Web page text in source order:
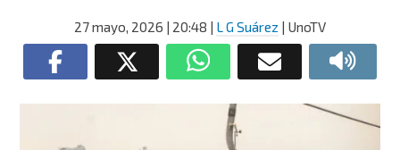
27 mayo, 2026 | 20:48 | L G Suárez | UnoTV